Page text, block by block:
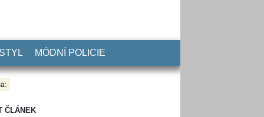
MÓDNÍ POLICIE
ČLÁNEK